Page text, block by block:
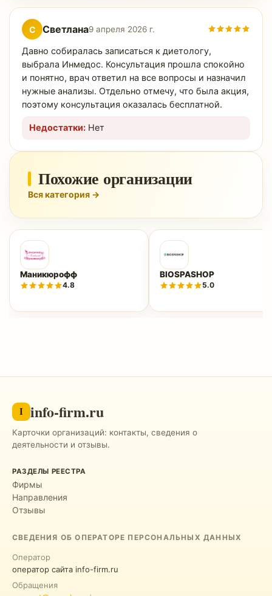
С Светлана9 апреля 2026 г.
Давно собиралась записаться к диетологу,
выбрала Инмедос. Консультация прошла спокойно
и понятно, врач ответил на все вопросы и назначил
нужные анализы. Отдельно отмечу, что была акция,
поэтому консультация оказалась бесплатной.
Недостатки: Нет
Похожие организации
Вся категория →
Маникюрофф
4.8
BIOSPASHOP
5.0
I info-firm.ru
Карточки организаций: контакты, сведения о
деятельности и отзывы.
РАЗДЕЛЫ РЕЕСТРА
Фирмы
Направления
Отзывы
СВЕДЕНИЯ ОБ ОПЕРАТОРЕ ПЕРСОНАЛЬНЫХ ДАННЫХ
Оператор
оператор сайта info-firm.ru
Обращения